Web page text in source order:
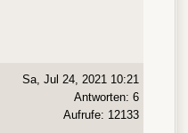
Sa, Jul 24, 2021 10:21
Antworten: 6
Aufrufe: 12133